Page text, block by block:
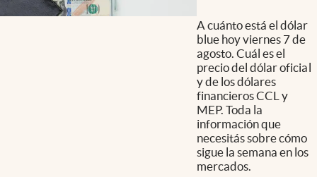
A cuánto está el dólar
blue hoy viernes 7 de
agosto. Cuál es el
precio del dólar oficial
y de los dólares
financieros CCL y
MEP. Toda la
información que
necesitás sobre cómo
sigue la semana en los
mercados.